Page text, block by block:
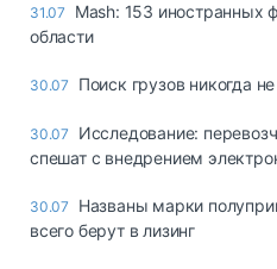
31.07
Mash: 153 иностранных
области
30.07 Поиск грузов никогда
30.07
Исследование:
спешат с внедрением
30.07
Названы марки
всего берут в лизинг